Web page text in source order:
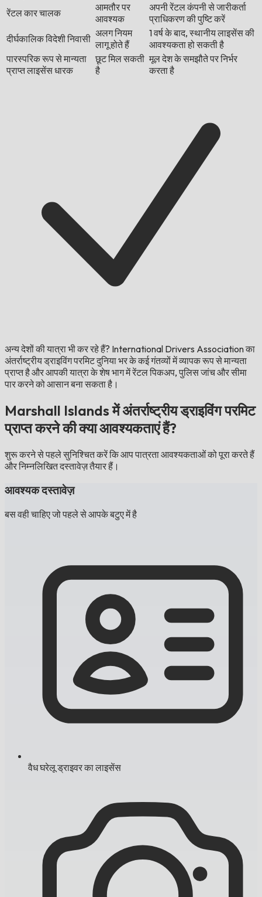
रेंटल कार चालक
आमतौर पर
आवश्यक
अपनी रेंटल कंपनी से जारीकर्ता
प्राधिकरण की पुष्टि करें
दीर्घकालिक विदेशी निवासी अलग नियम
लागू होते हैं
1 वर्ष के बाद, स्थानीय लाइसेंस की
आवश्यकता हो सकती है
पारस्परिक रूप से मान्यता
प्राप्त लाइसेंस धारक
छूट मिल सकती
है
मूल देश के समझौते पर निर्भर
करता है
अन्य देशों की यात्रा भी कर रहे हैं? International Drivers Association का
अंतर्राष्ट्रीय ड्राइविंग परमिट दुनिया भर के कई गंतव्यों में व्यापक रूप से मान्यता
प्राप्त है और आपकी यात्रा के शेष भाग में रेंटल पिकअप, पुलिस जांच और सीमा
पार करने को आसान बना सकता है।
Marshall Islands में अंतर्राष्ट्रीय ड्राइविंग परमिट
प्राप्त करने की क्या आवश्यकताएं हैं?
शुरू करने से पहले सुनिश्चित करें कि आप पात्रता आवश्यकताओं को पूरा करते हैं
और निम्नलिखित दस्तावेज़ तैयार हैं।
आवश्यक दस्तावेज़
बस वही चाहिए जो पहले से आपके बटुए में है
वैध घरेलू ड्राइवर का लाइसेंस